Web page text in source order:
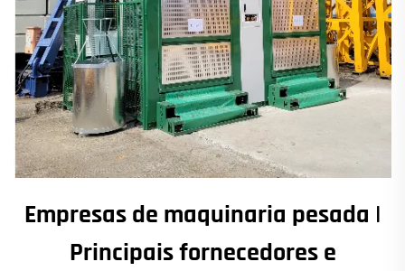
Empresas de maquinaria pesada |
Principais fornecedores e